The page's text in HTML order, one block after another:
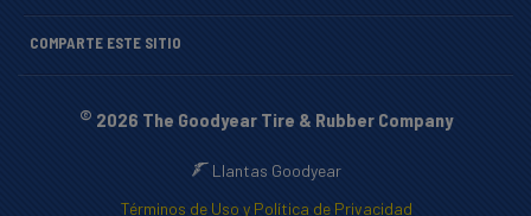
COMPARTE ESTE SITIO
© 2026 The Goodyear Tire & Rubber Company
Llantas Goodyear
Términos de Uso y Política de Privacidad